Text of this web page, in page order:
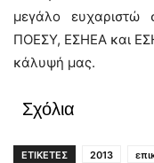
μεγάλο ευχαριστώ
ΠΟΕΣΥ, ΕΣΗΕΑ και
κάλυψή μας.
Σχόλια
ΕΤΙΚΕΤΕΣ 2013